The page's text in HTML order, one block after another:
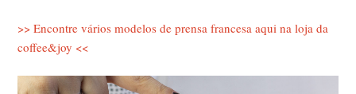
>> Encontre vários modelos de prensa francesa aqui na loja da
coffee&joy <<